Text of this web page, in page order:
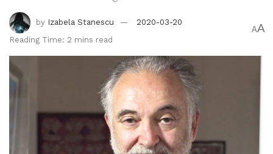
by Izabela Stanescu
2020-03-20
Reading Time: 2 mins read
AA